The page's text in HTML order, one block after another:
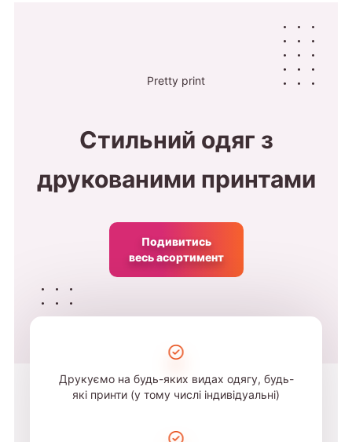
Pretty print
Стильний одяг з
друкованими принтами
Подивитись
весь асортимент
Друкуємо на будь-яких видах одягу, будь-
які принти (у тому числі індивідуальні)